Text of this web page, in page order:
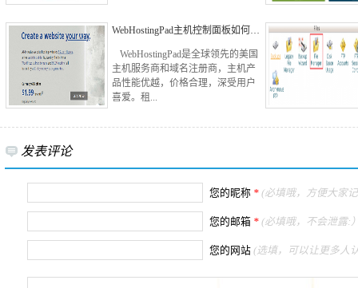
WebHostingPad主机控制面板如何…
WebHostingPad是全球领先的美国
主机服务商和域名注册商，主机产
品性能优越，价格合理，深受用户
喜爱。租...
发表评论
您的昵称 * (必填哦，方便大家
您的邮箱 * (必填哦，不会泄露:
您的网站 (选填，可以让更多人